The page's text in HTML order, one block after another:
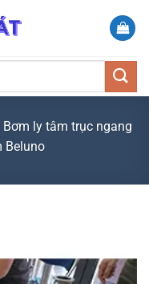
Bơm ly tâm trục ngang
Beluno